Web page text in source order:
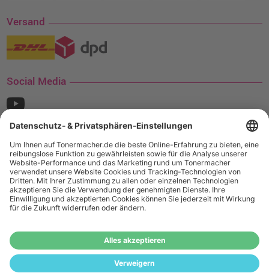
Versand
Social Media
¹ Nur gültig für den Versand innerhalb Deutschlands. Befindet sich ein Warenwert
von mindestens 35€ (inkl. Mwst.) an Ampertec Artikeln in Ihrem Warenkorb, ist der
Versand für Sie kostenfrei.
Das Angebot von tonermacher.de richtet sich